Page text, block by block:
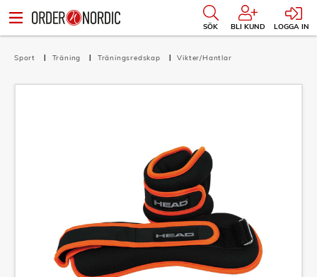
SÖK BLI KUND LOGGA IN
Sport Träning Träningsredskap Vikter/Hantlar